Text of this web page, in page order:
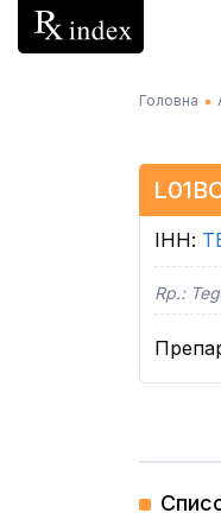
Головна
ІНН:
Rp.: